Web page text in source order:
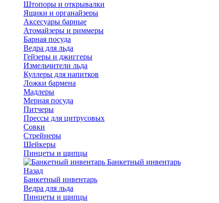
Штопоры и открывалки
Ящики и органайзеры
Аксесуары барные
Атомайзеры и риммеры
Барная посуда
Ведра для льда
Гейзеры и джиггеры
Измельчители льда
Куллеры для напитков
Ложки бармена
Мадлеры
Мерная посуда
Питчеры
Прессы для цитрусовых
Совки
Стрейнеры
Шейкеры
Пинцеты и щипцы
Банкетный инвентарь
Назад
Банкетный инвентарь
Ведра для льда
Пинцеты и щипцы